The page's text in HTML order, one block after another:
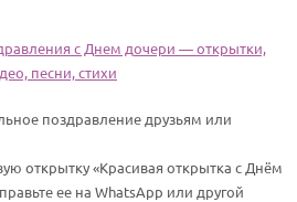
с Днем дочери — открытки,
песни, стихи
поздравление друзьям или
открытку «Красивая открытка с Днём
ее на WhatsApp или другой